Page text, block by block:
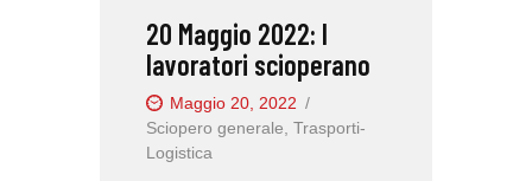
20 Maggio 2022: I
lavoratori scioperano
Maggio 20, 2022
Sciopero generale Trasporti-
Logistica